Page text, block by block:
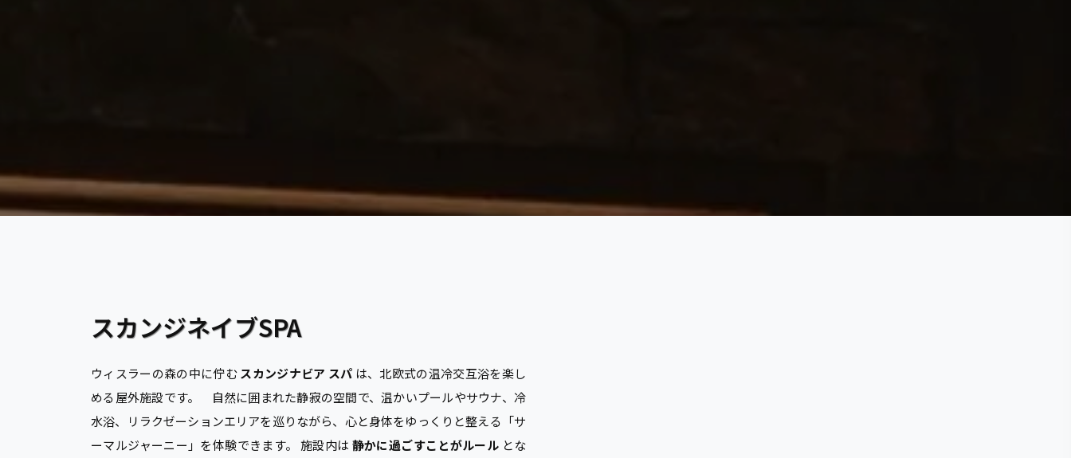
スカンジネイブSPA
ウィスラーの森の中に佇むスカンジナビア スパ は、北欧式の温冷交互浴を楽し
める屋外施設です。
自然に囲まれた静寂の空間で、温かいプールやサウナ、冷
水浴、リラクゼーションエリアを巡りながら、心と身体をゆっくりと整える「サ
ーマルジャーニー」を体験できます。 施設内は 静かに過ごすことがルール とな